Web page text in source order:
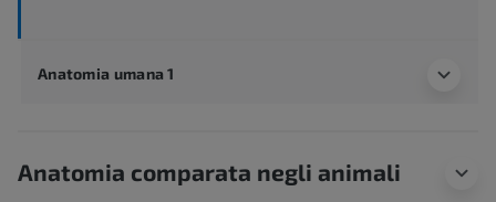
Anatomia umana 1
Anatomia comparata negli animali